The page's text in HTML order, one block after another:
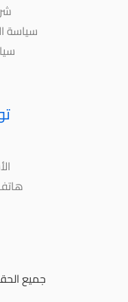
سياسة
هاتف :
جميع